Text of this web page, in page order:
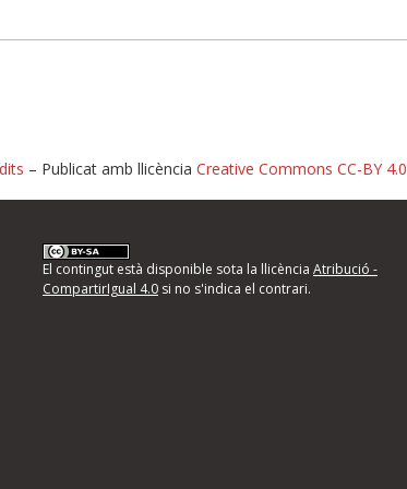
d'errors
següents i descriviu quina és la millora que
– Publicat amb llicència Creative Commons CC-BY 4.0
El contingut està disponible sota la llicència Atribució -
CompartirIgual 4.0si no s'indica el contrari.